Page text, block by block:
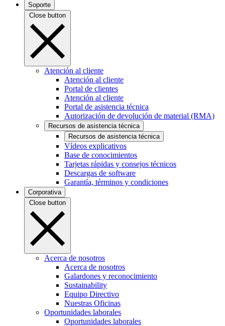
Soporte
Close button
Atención al cliente
Atención al cliente
Portal de clientes
Atención al cliente
Portal de asistencia técnica
Autorización de devolución de material (RMA)
Recursos de asistencia técnica
Recursos de asistencia técnica
Vídeos explicativos
Base de conocimientos
Tarjetas rápidas y consejos técnicos
Descargas de software
Garantía, términos y condiciones
Corporativa
Close button
Acerca de nosotros
Acerca de nosotros
Galardones y reconocimiento
Sustainability
Equipo Directivo
Nuestras Oficinas
Oportunidades laborales
Oportunidades laborales